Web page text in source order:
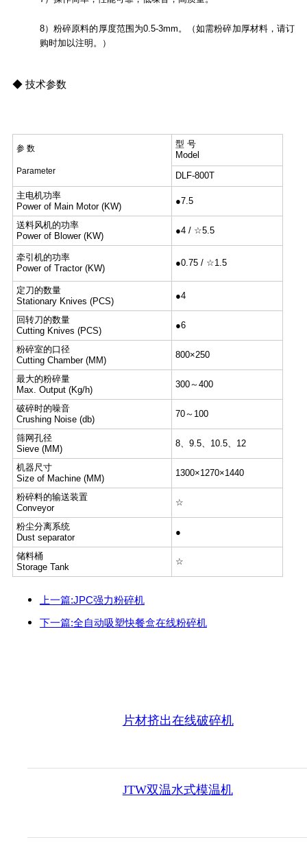
8）粉碎原料的厚度范围为0.5-3mm。（如需粉碎加厚材料，请订
购时加以注明。）
◆ 技术参数
参 数
Parameter
型 号
Model
DLF-800T
主电机功率
Power of Main Motor (KW)
●7.5
送料风机的功率
Power of Blower (KW)
●4 / ☆5.5
牵引机的功率
Power of Tractor (KW)
●0.75 / ☆1.5
定刀的数量
Stationary Knives (PCS)
●4
回转刀的数量
Cutting Knives (PCS)
●6
粉碎室的口径
Cutting Chamber (MM)
800×250
最大的粉碎量
Max. Output (Kg/h)
300～400
破碎时的噪音
Crushing Noise (db)
70～100
筛网孔径
Sieve (MM)
8、9.5、10.5、12
机器尺寸
Size of Machine (MM)
1300×1270×1440
粉碎料的输送装置
Conveyor
☆
粉尘分离系统
Dust separator
●
储料桶
Storage Tank
☆
上一篇:JPC强力粉碎机
下一篇:全自动吸塑快餐盒在线粉碎机
片材挤出在线破碎机
JTW双温水式模温机